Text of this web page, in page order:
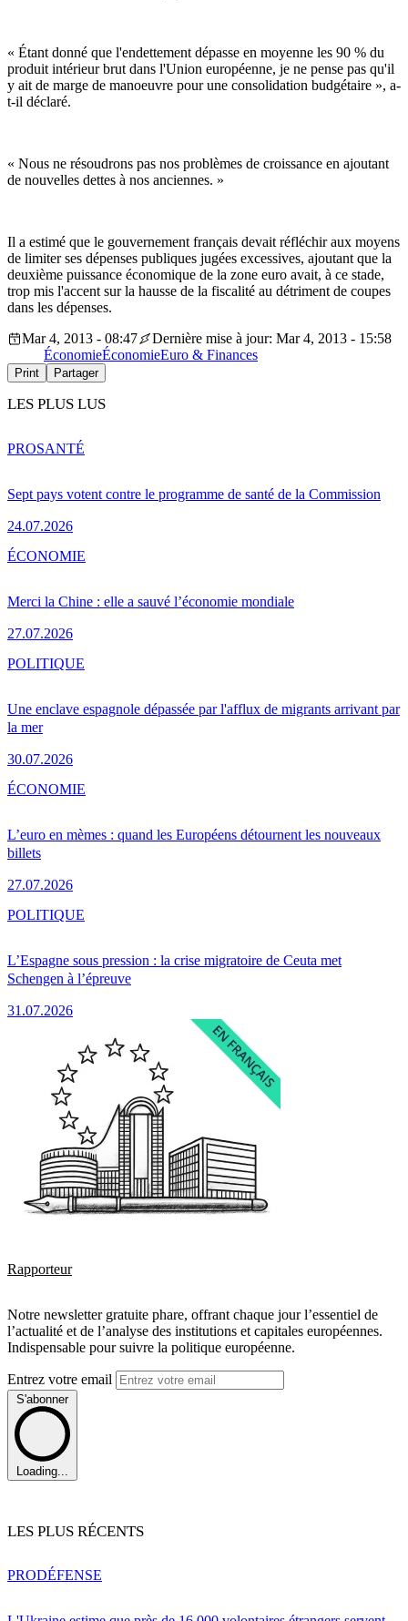
« Étant donné que l'endettement dépasse en moyenne les 90 % du
produit intérieur brut dans l'Union européenne, je ne pense pas qu'il
y ait de marge de manoeuvre pour une consolidation budgétaire », a-
t-il déclaré.
« Nous ne résoudrons pas nos problèmes de croissance en ajoutant
de nouvelles dettes à nos anciennes. »
Il a estimé que le gouvernement français devait réfléchir aux moyens
de limiter ses dépenses publiques jugées excessives, ajoutant que la
deuxième puissance économique de la zone euro avait, à ce stade,
trop mis l'accent sur la hausse de la fiscalité au détriment de coupes
dans les dépenses.
Mar 4, 2013 - 08:47
Dernière mise à jour: Mar 4, 2013 - 15:58
ÉconomieÉconomieEuro & Finances
Print Partager
LES PLUS LUS
Sept pays votent contre le programme de santé de la Commission
24.07.2026
PROSANTÉ
Merci la Chine : elle a sauvé l’économie mondiale
27.07.2026
ÉCONOMIE
Une enclave espagnole dépassée par l'afflux de migrants arrivant par
la mer
30.07.2026
POLITIQUE
L’euro en mèmes : quand les Européens détournent les nouveaux
billets
27.07.2026
ÉCONOMIE
L’Espagne sous pression : la crise migratoire de Ceuta met
Schengen à l’épreuve
31.07.2026
POLITIQUE
Rapporteur
Notre newsletter gratuite phare, offrant chaque jour l’essentiel de
l’actualité et de l’analyse des institutions et capitales européennes.
Indispensable pour suivre la politique européenne.
Entrez votre email
S'abonner
Loading...
LES PLUS RÉCENTS
PRODÉFENSE